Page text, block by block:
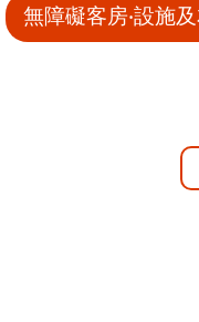
無障礙客房‧設施